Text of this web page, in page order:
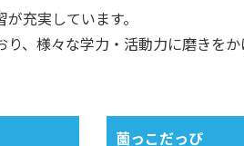
充実しています。
、様々な学力・活動力に磨きを
薗っこだっぴ